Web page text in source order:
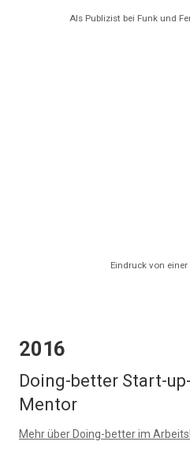
Als Publizist bei Funk und
Eindruck von einer
2016
Doing-better Start-
Mentor
Mehr über Doing-better im